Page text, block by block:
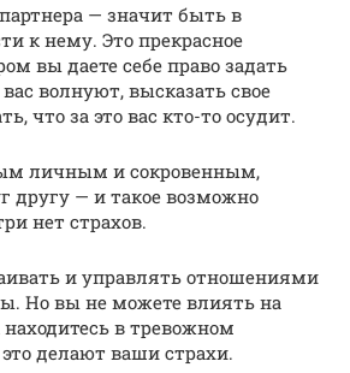
— значит быть в
к нему. Это прекрасное
вы даете себе право задать
волнуют, высказать свое
что за это вас кто-то осудит.
личным и сокровенным,
другу — и такое возможно
нет страхов.
и управлять отношениями
Но вы не можете влиять на
в тревожном
делают ваши страхи.